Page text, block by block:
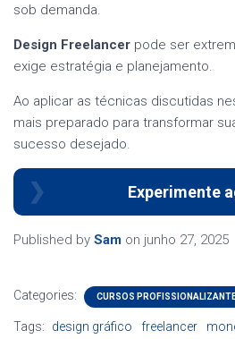
sob demanda.
Design Freelancer pode ser
exige estratégia e planejamento.
Ao aplicar as técnicas discutidas
mais preparado para transformar
sucesso desejado.
Experimente
Published by Sam on junho 27, 2025
Categories: CURSOS
Tags: design gráfico freelancer